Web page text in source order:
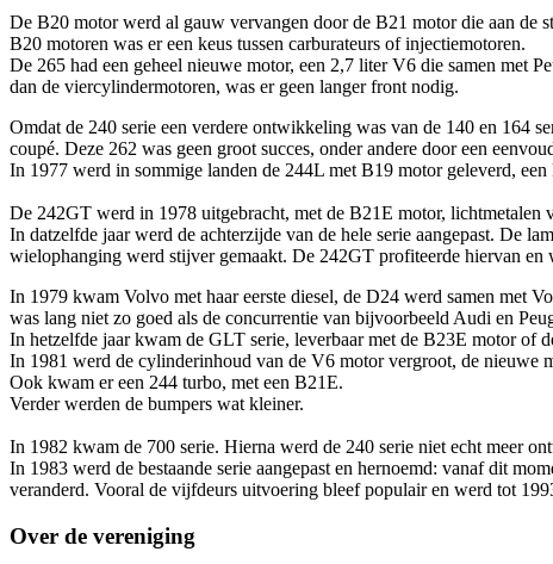
De B20 motor werd al gauw vervangen door de B21 motor die aan de
B20 motoren was er een keus tussen carburateurs of injectiemotoren.
De 265 had een geheel nieuwe motor, een 2,7 liter V6 die samen met
dan de viercylindermotoren, was er geen langer front nodig.
Omdat de 240 serie een verdere ontwikkeling was van de 140 en 164
coupé. Deze 262 was geen groot succes, onder andere door een
In 1977 werd in sommige landen de 244L met B19 motor geleverd,
De 242GT werd in 1978 uitgebracht, met de B21E motor, lichtmetalen
In datzelfde jaar werd de achterzijde van de hele serie aangepast. De
wielophanging werd stijver gemaakt. De 242GT profiteerde hiervan en
In 1979 kwam Volvo met haar eerste diesel, de D24 werd samen met
was lang niet zo goed als de concurrentie van bijvoorbeeld Audi en
In hetzelfde jaar kwam de GLT serie, leverbaar met de B23E motor of
In 1981 werd de cylinderinhoud van de V6 motor vergroot, de nieuwe
Ook kwam er een 244 turbo, met een B21E.
Verder werden de bumpers wat kleiner.
In 1982 kwam de 700 serie. Hierna werd de 240 serie niet echt meer
In 1983 werd de bestaande serie aangepast en hernoemd: vanaf dit
veranderd. Vooral de vijfdeurs uitvoering bleef populair en werd tot
Over de vereniging